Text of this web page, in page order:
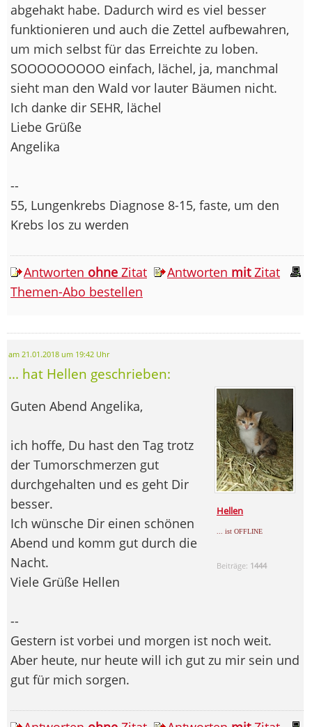
abgehakt habe. Dadurch wird es viel besser
funktionieren und auch die Zettel aufbewahren,
um mich selbst für das Erreichte zu loben.
SOOOOOOOOO einfach, lächel, ja, manchmal
sieht man den Wald vor lauter Bäumen nicht.
Ich danke dir SEHR, lächel
Liebe Grüße
Angelika
--
55, Lungenkrebs Diagnose 8-15, faste, um den
Krebs los zu werden
Antworten ohne Zitat Antworten mitZitat
Themen-Abo bestellen
am 21.01.2018 um 19:42 Uhr
... hat Hellen geschrieben:
Hellen
... ist OFFLINE
Beiträge: 1444
Guten Abend Angelika,
ich hoffe, Du hast den Tag trotz
der Tumorschmerzen gut
durchgehalten und es geht Dir
besser.
Ich wünsche Dir einen schönen
Abend und komm gut durch die
Nacht.
Viele Grüße Hellen
--
Gestern ist vorbei und morgen ist noch weit.
Aber heute, nur heute will ich gut zu mir sein und
gut für mich sorgen.